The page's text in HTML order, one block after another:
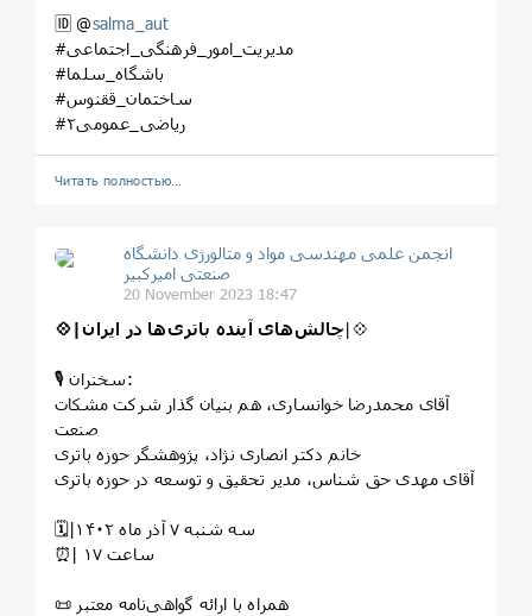
🆔 @salma_aut
#مدیریت_امور_فرهنگی_اجتماعی
#باشگاه_سلما
#ساختمان_ققنوس
#ریاضی_عمومی۲
Читать полностью…
انجمن علمی مهندسی مواد و متالورژی دانشگاه
صنعتی امیرکبیر
20 November 2023 18:47
💠|چالش‌های آینده باتری‌ها در ایران |💠
🎙 سخنران:
آقای محمدرضا خوانساری، هم بنیان گذار شرکت مشکات
صنعت
خانم دکتر انصاری نژاد، پژوهشگر حوزه باتری
آقای مهدی حق شناس، مدیر تحقیق و توسعه در حوزه باتری
🗓|سه شنبه ۷ آذر ماه ۱۴۰۲
⏰| ساعت ۱۷
📜 همراه با ارائه گواهی‌نامه معتبر